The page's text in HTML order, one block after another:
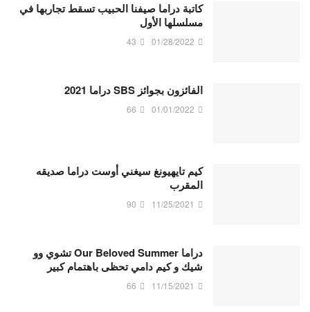
كاتبة دراما صيفنا الحبيب تسقط تجاربها في
مسلسلها الأول
01/28/2022
43
الفائزون بجوائز SBS دراما 2021
01/01/2022
66
كيم تايهيونغ سيغني أوست دراما صديقه
المقرب
11/25/2021
90
دراما Our Beloved Summer تشوي وو
شيك و كيم دامي تحظى باهتمام كبير
11/15/2021
66